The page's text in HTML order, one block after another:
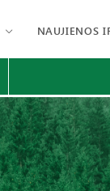
NAUJIENOS